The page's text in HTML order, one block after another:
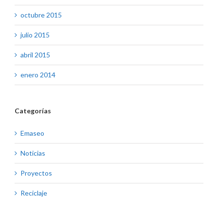
octubre 2015
julio 2015
abril 2015
enero 2014
Categorías
Emaseo
Noticias
Proyectos
Reciclaje